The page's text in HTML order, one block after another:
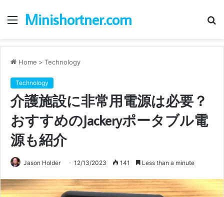
Menu
Minishortner.com
Home > Technology
Technology
介護施設に非常用電源は必要？
おすすめのJackeryポータブル電
源も紹介
Jason Holder 12/13/2023 141 Less than a minute